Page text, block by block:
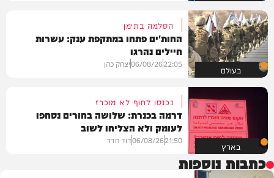
בעולם
הסלמה בתימן
החות'ים פתחו במתקפת ענק: עשרות
חיילים נהרגו
22:05
06/08/26יצחק כהן
בארץ
נכנסו לחוף לא מוכרז
דרמה בכנרת: שלושה בחורים נסחפו
לעומק ולא הצליחו לשוב
21:50
06/08/26דוד חדד
כתבות נוספות